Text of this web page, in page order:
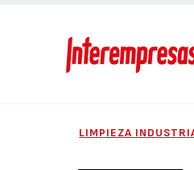
LIMPIEZA